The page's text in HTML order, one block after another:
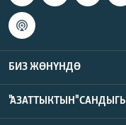
БИЗ ЖӨНҮНДӨ
"АЗАТТЫКТЫН" САНДЫГЫ